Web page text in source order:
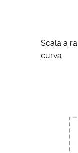
Scala a
curva